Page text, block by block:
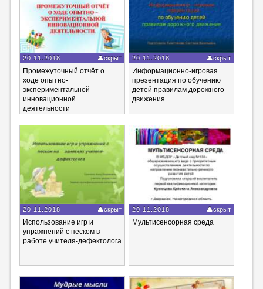
20.11.2018 скрыт
Промежуточный отчёт о
ходе опытно-
экспериментальной
инновационной
деятельности
20.11.2018 скрыт
Информационно-игровая
презентация по обучению
детей правилам дорожного
движения
20.11.2018 скрыт
Использование игр и
упражнений с песком в
работе учителя-дефектолога
20.11.2018 скрыт
Мультисенсорная среда